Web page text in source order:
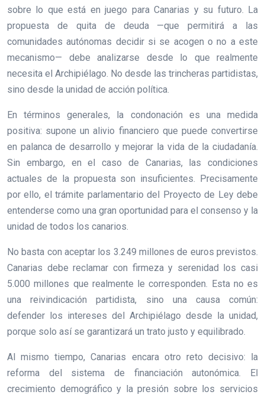
sobre lo que está en juego para Canarias y su futuro. La
propuesta de quita de deuda —que permitirá a las
comunidades autónomas decidir si se acogen o no a este
mecanismo— debe analizarse desde lo que realmente
necesita el Archipiélago. No desde las trincheras partidistas,
sino desde la unidad de acción política.
En términos generales, la condonación es una medida
positiva: supone un alivio financiero que puede convertirse
en palanca de desarrollo y mejorar la vida de la ciudadanía.
Sin embargo, en el caso de Canarias, las condiciones
actuales de la propuesta son insuficientes. Precisamente
por ello, el trámite parlamentario del Proyecto de Ley debe
entenderse como una gran oportunidad para el consenso y la
unidad de todos los canarios.
No basta con aceptar los 3.249 millones de euros previstos.
Canarias debe reclamar con firmeza y serenidad los casi
5.000 millones que realmente le corresponden. Esta no es
una reivindicación partidista, sino una causa común:
defender los intereses del Archipiélago desde la unidad,
porque solo así se garantizará un trato justo y equilibrado.
Al mismo tiempo, Canarias encara otro reto decisivo: la
reforma del sistema de financiación autonómica. El
crecimiento demográfico y la presión sobre los servicios